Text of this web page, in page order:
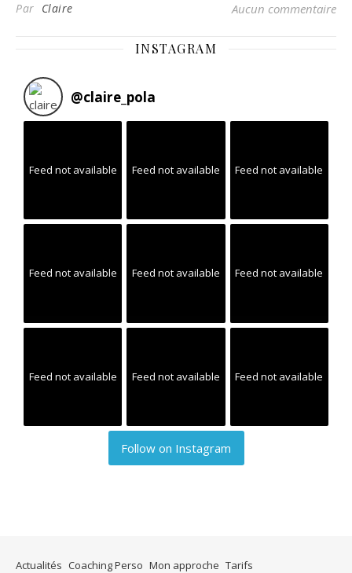
Par Claire Aucun commentaire
INSTAGRAM
@claire_pola
Feed not available Feed not available Feed not available
Feed not available Feed not available Feed not available
Feed not available Feed not available Feed not available
Follow on Instagram
Actualités Coaching Perso Mon approche Tarifs